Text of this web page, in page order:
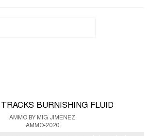
TRACKS BURNISHING FLUID
AMMO BY MIG JIMENEZ
AMMO-2020